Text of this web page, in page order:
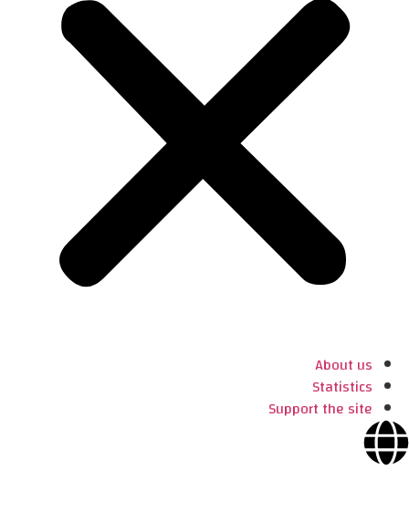
About us
Statistics
Support the site